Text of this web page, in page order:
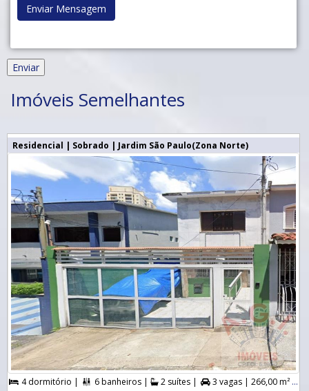
Enviar Mensagem
Imóveis Semelhantes
Residencial | Sobrado | Jardim São Paulo(Zona Norte)
 4 dormitório |  6 banheiros | 2 suítes |  3 vagas | 266,00 m² A. Útil |